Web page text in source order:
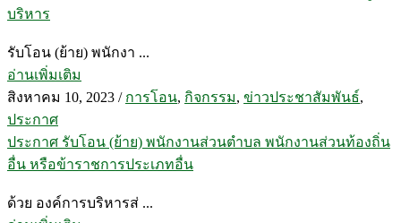
บริหาร
รับโอน (ย้าย) พนักงา ...
อ่านเพิ่มเติม
สิงหาคม 10, 2023 / การโอน, กิจกรรม, ข่าวประชาสัมพันธ์,
ประกาศ
ประกาศ รับโอน (ย้าย) พนักงานส่วนตำบล พนักงานส่วนท้องถิ่น
อื่น หรือข้าราชการประเภทอื่น
ด้วย องค์การบริหารส่ ...